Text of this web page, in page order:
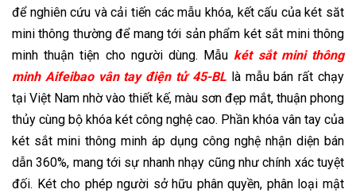
để nghiên cứu và cải tiến các mẫu khóa, kết cấu của két săt
mini thông thường để mang tới sản phẩm két sắt mini thông
minh thuận tiện cho người dùng. Mẫu két sắt mini thông
minh Aifeibao vân tay điện tử 45-BLlà mẫu bán rất chạy
tại Việt Nam nhờ vào thiết kế, màu sơn đẹp mắt, thuận phong
thủy cùng bộ khóa két công nghệ cao. Phần khóa vân tay của
két sắt mini thông minh áp dụng công nghệ nhận diện bán
dẫn 360%, mang tới sự nhanh nhạy cũng như chính xác tuyệt
đối. Két cho phép người sở hữu phân quyền, phân loại mật